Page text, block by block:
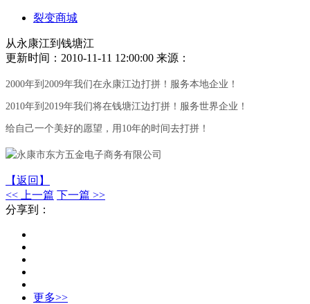
裂变商城
从永康江到钱塘江
更新时间：2010-11-11 12:00:00 来源：
2000年到2009年我们在永康江边打拼！服务本地企业！
2010年到2019年我们将在钱塘江边打拼！服务世界企业！
给自己一个美好的愿望，用10年的时间去打拼！
【返回】
<< 上一篇 下一篇 >>
分享到：
更多>>